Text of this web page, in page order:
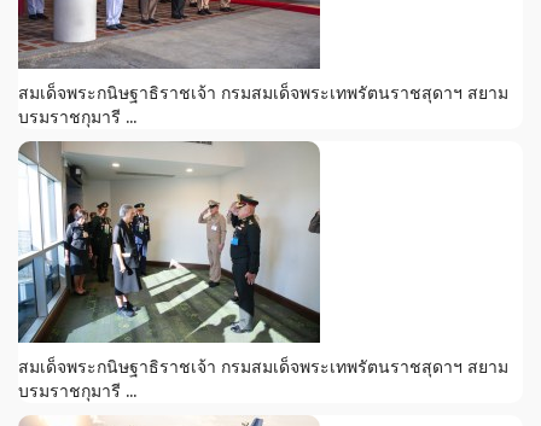
สมเด็จพระกนิษฐาธิราชเจ้า กรมสมเด็จพระเทพรัตนราชสุดาฯ สยาม
บรมราชกุมารี ...
สมเด็จพระกนิษฐาธิราชเจ้า กรมสมเด็จพระเทพรัตนราชสุดาฯ สยาม
บรมราชกุมารี ...